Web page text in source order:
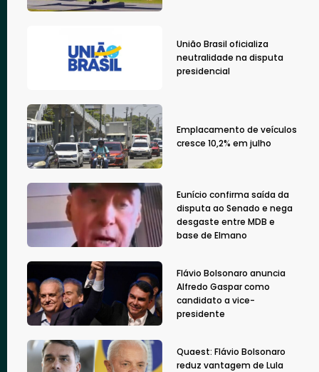
União Brasil oficializa
neutralidade na disputa
presidencial
Emplacamento de veículos
cresce 10,2% em julho
Eunício confirma saída da
disputa ao Senado e nega
desgaste entre MDB e
base de Elmano
Flávio Bolsonaro anuncia
Alfredo Gaspar como
candidato a vice-
presidente
Quaest: Flávio Bolsonaro
reduz vantagem de Lula